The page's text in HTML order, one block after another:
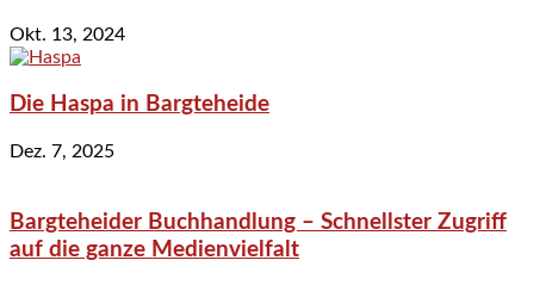
Okt. 13, 2024
Die Haspa in Bargteheide
Dez. 7, 2025
Bargteheider Buchhandlung – Schnellster Zugriff
auf die ganze Medienvielfalt